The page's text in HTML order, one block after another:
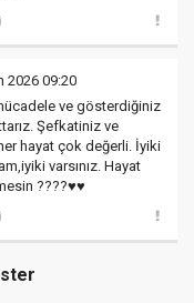
2026 09:20
ve gösterdiğiniz
Şefkatiniz ve
hayat çok değerli. İyiki
varsınız. Hayat
????♥️♥️